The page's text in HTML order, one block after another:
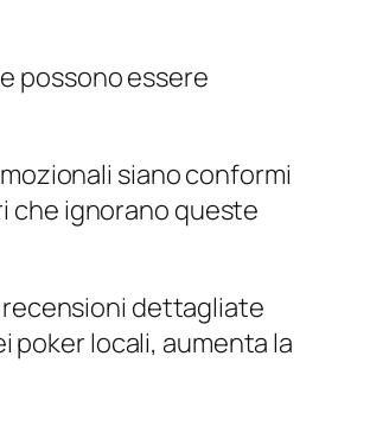
possono essere
siano conformi
che ignorano queste
dettagliate
poker locali, aumenta la